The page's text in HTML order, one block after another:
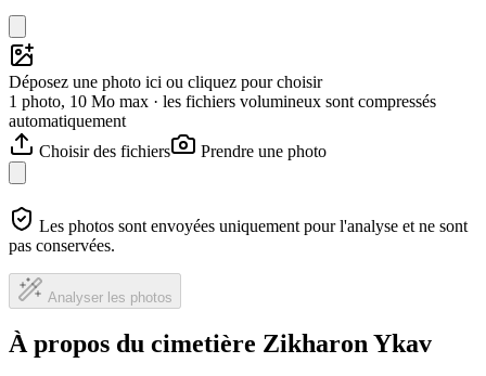
Déposez une photo ici ou cliquez pour choisir
1 photo, 10 Mo max · les fichiers volumineux sont compressés
automatiquement
Choisir des fichiers
Prendre une photo
Les photos sont envoyées uniquement pour l'analyse et ne sont
pas conservées.
Analyser les photos
À propos du cimetière Zikharon Ykav